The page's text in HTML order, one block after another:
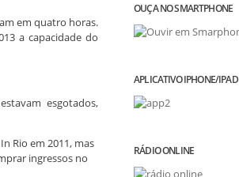
em quatro horas.
a capacidade do
esgotados,
Rio em 2011, mas
ingressos no
OUÇA NO SMARTPHONE
APLICATIVO IPHONE/IPAD
RÁDIO ONLINE